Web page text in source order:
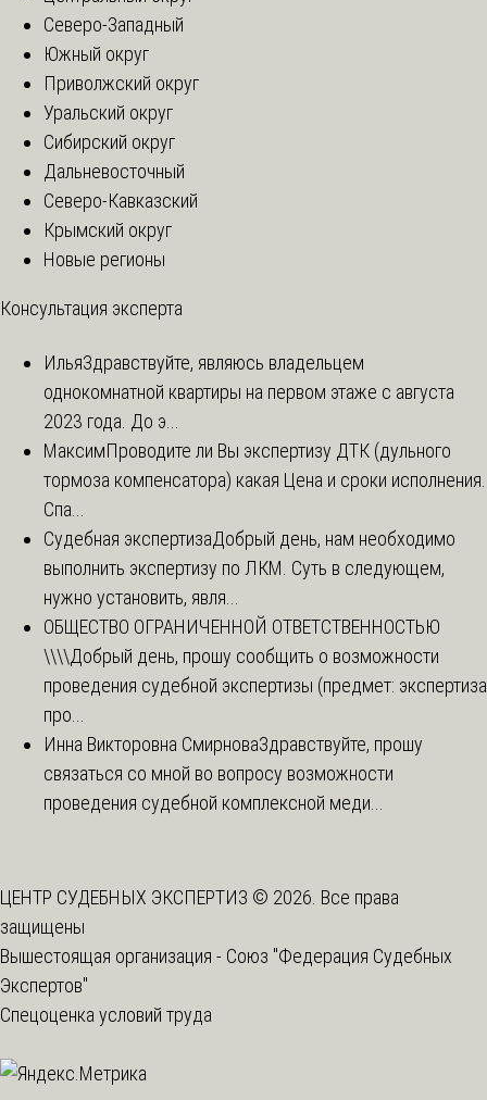
Северо-Западный
Южный округ
Приволжский округ
Уральский округ
Сибирский округ
Дальневосточный
Северо-Кавказский
Крымский округ
Новые регионы
Консультация эксперта
ИльяЗдравствуйте, являюсь владельцем
однокомнатной квартиры на первом этаже с августа
2023 года. До э...
МаксимПроводите ли Вы экспертизу ДТК (дульного
тормоза компенсатора) какая Цена и сроки исполнения.
Спа...
Судебная экспертизаДобрый день, нам необходимо
выполнить экспертизу по ЛКМ. Суть в следующем,
нужно установить, явля...
ОБЩЕСТВО ОГРАНИЧЕННОЙ ОТВЕТСТВЕННОСТЬЮ
\\\\Добрый день, прошу сообщить о возможности
проведения судебной экспертизы (предмет: экспертиза
про...
Инна Викторовна СмирноваЗдравствуйте, прошу
связаться со мной во вопросу возможности
проведения судебной комплексной меди...
ЦЕНТР СУДЕБНЫХ ЭКСПЕРТИЗ © 2026. Все права
защищены
Вышестоящая организация - Союз "Федерация Судебных
Экспертов"
Спецоценка условий труда